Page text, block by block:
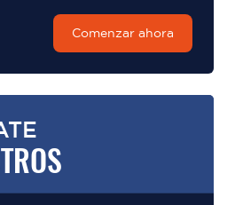
Comenzar ahora